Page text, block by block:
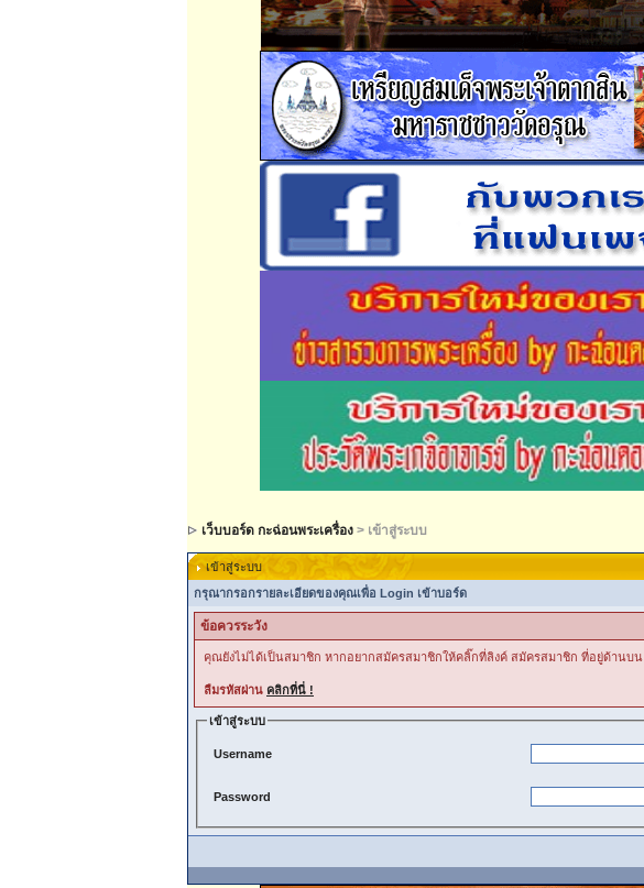
เว็บบอร์ด กะฉ่อนพระเครื่อง > เข้าสู่ระบบ
เข้าสู่ระบบ
กรุณากรอกรายละเอียดของคุณเพื่อ Login เข้าบอร์ด
ข้อควรระวัง
คุณยังไม่ได้เป็นสมาชิก หากอยากสมัครสมาชิกให้คลิ๊กที่ลิงค์ สมัครสมาชิก ที่อยู่ด้านบน
ลืมรหัสผ่าน คลิกที่นี่ !
เข้าสู่ระบบ
Username
Password